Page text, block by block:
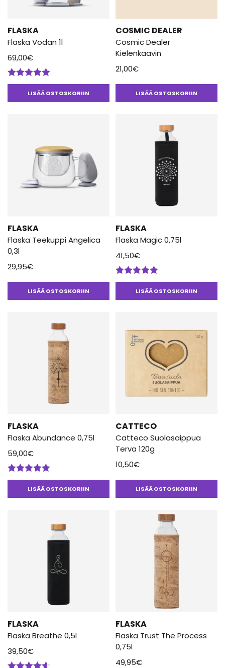
FLASKA
Flaska Vodan 1l
69,00€
Arvostelu
tuotteesta:LISÄÄ OSTOSKORIIN
COSMIC DEALER
Cosmic Dealer
Kielenkaavin
21,00€
LISÄÄ OSTOSKORIIN
FLASKA
Flaska Teekuppi Angelica
0,3l
29,95€
LISÄÄ OSTOSKORIIN
FLASKA
Flaska Magic 0,75l
41,50€
Arvostelu
tuotteesta:LISÄÄ OSTOSKORIIN
FLASKA
Flaska Abundance 0,75l
59,00€
Arvostelu
tuotteesta:LISÄÄ OSTOSKORIIN
CATTECO
Catteco Suolasaippua
Terva 120g
10,50€
LISÄÄ OSTOSKORIIN
FLASKA
Flaska Breathe 0,5l
39,50€
FLASKA
Flaska Trust The Process
0,75l
49,95€